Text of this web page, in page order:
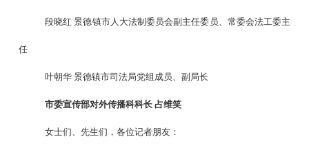
段晓红 景德镇市人大法制委员会副主任委员、常委会法工委主
任
叶朝华 景德镇市司法局党组成员、副局长
市委宣传部对外传播科科长 占维笑
女士们、先生们，各位记者朋友：